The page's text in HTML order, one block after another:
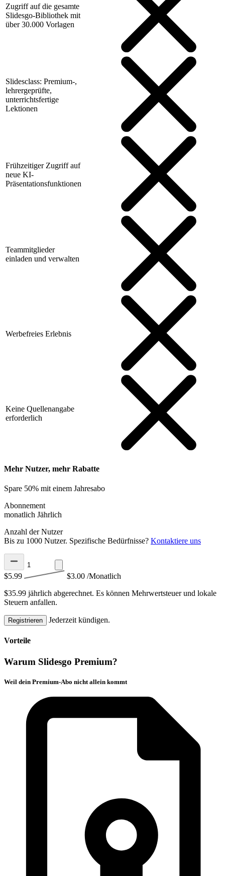
Zugriff auf die gesamte
Slidesgo-Bibliothek mit
über 30.000 Vorlagen
Slidesclass: Premium-,
lehrergeprüfte,
unterrichtsfertige
Lektionen
Frühzeitiger Zugriff auf
neue KI-
Präsentationsfunktionen
Teammitglieder
einladen und verwalten
Werbefreies Erlebnis
Keine Quellenangabe
erforderlich
Mehr Nutzer, mehr Rabatte
Spare 50% mit einem Jahresabo
Abonnement
monatlich Jährlich
Anzahl der Nutzer
Bis zu 1000 Nutzer. Spezifische Bedürfnisse? Kontaktiere uns
$5.99 $3.00 /Monatlich
$35.99 jährlich abgerechnet. Es können Mehrwertsteuer und lokale
Steuern anfallen.
Registrieren Jederzeit kündigen.
Vorteile
Warum Slidesgo Premium?
Weil dein Premium-Abo nicht allein kommt